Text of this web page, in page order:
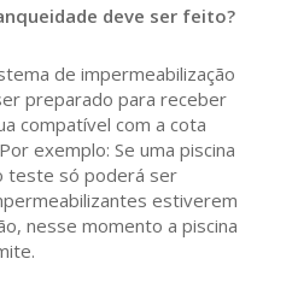
deve ser feito?
de impermeabilização
preparado para receber
compatível com a cota
exemplo: Se uma piscina
teste só poderá ser
estiverem
nesse momento a piscina